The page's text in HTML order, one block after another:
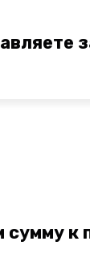
сумму к